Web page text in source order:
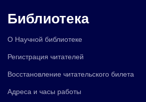
Библиотека
О Научной библиотеке
Регистрация читателей
Восстановление читательского билета
Адреса и часы работы